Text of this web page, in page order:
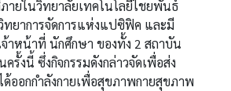
ายในวิทยาลัยเทคโนโลยีไชยพันธ์
ยาการจัดการแห่งแปซิฟิค และมี
จ้าหน้าที่ นักศึกษา ของทั้ง 2 สถาบัน
ครั้งนี้ ซึ่งกิจกรรมดังกล่าวจัดเพื่อส่ง
ด้ออกกำลังกายเพื่อสุขภาพกายสุขภาพ